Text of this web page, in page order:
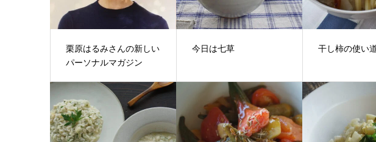
栗原はるみさんの新しい
パーソナルマガジン
今日は七草 干し柿の使い